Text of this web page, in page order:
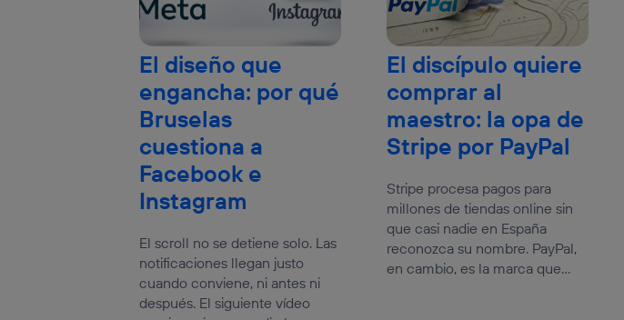
El diseño que
engancha: por qué
Bruselas
cuestiona a
Facebook e
Instagram
El scroll no se detiene solo. Las
notificaciones llegan justo
cuando conviene, ni antes ni
después. El siguiente vídeo
El discípulo quiere
comprar al
maestro: la opa de
Stripe por PayPal
Stripe procesa pagos para
millones de tiendas online sin
que casi nadie en España
reconozca su nombre. PayPal,
en cambio, es la marca que...